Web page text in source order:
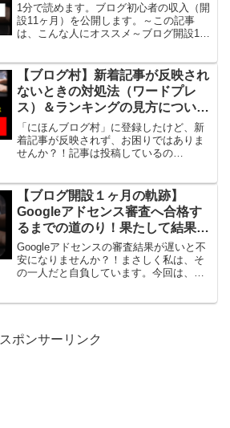
1分で読めます。ブログ初心者の収入（開
設11ヶ月）を公開します。～この記事
は、こんな人にオススメ～ブログ開設11
グ開設を考えている人何かしらのヒント
を探している人自分自...
【ブログ村】新着記事が反映され
ないときの対処法（ワードプレ
ス）＆ランキングの見方につい
て。
「にほんブログ村」に登録したけど、新
着記事が反映されず、お困りではありま
せんか？！記事は投稿しているの
ります」いったいどういうことでしょ
う？！でも安心！解決方法があるん...
【ブログ開設１ヶ月の軌跡】
Googleアドセンス審査へ合格す
るまでの道のり！果たして結果
は？！～超初心者の挑戦～
Googleアドセンスの審査結果が遅いと不
安になりませんか？！まさしく私は、そ
の一人だと自負しています。今回は、カ
スポンサーリンク